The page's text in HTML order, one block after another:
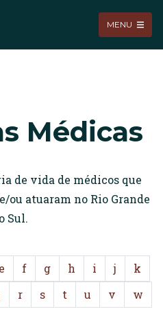
MENU
Médicas
de vida de médicos que
ou atuaram no Rio Grande
Sul.
e f g h i j
k
r s t u v
w